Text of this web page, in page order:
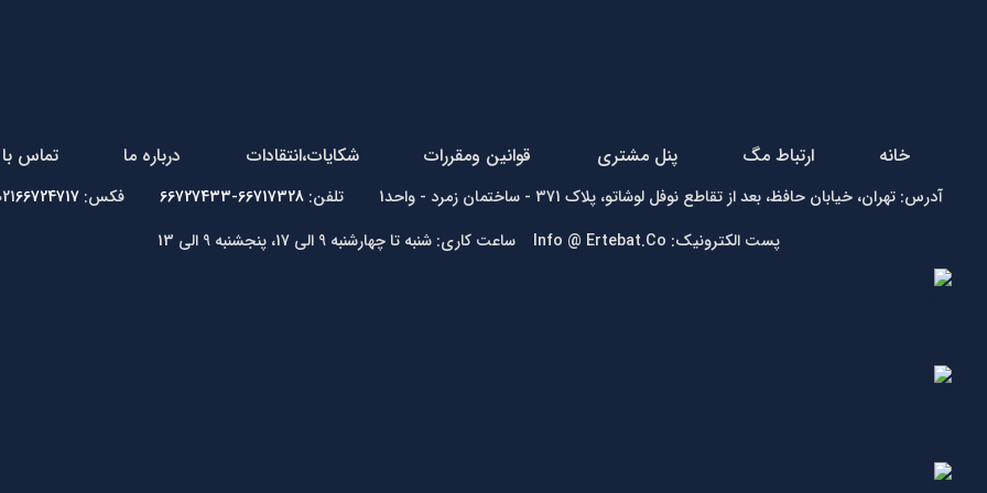
خانه ارتباط مگ پنل مشتری قوانین ومقررات شکایات،انتقادات درباره ما تماس
آدرس: تهران، خیابان حافظ، بعد از تقاطع نوفل لوشاتو، پلاک 371 - ساختمان زمرد - واحد1 تلفن: 66717328-66727433 فکس: 02166724717
پست الکترونیک: Info @ Ertebat.Co ساعت کاری: شنبه تا چهارشنبه 9 الی 17، پنجشنبه 9 الی 13